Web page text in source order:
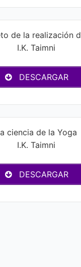
de la realización
I.K. Taimni
DESCARGAR
ciencia de la Yoga
I.K. Taimni
DESCARGAR